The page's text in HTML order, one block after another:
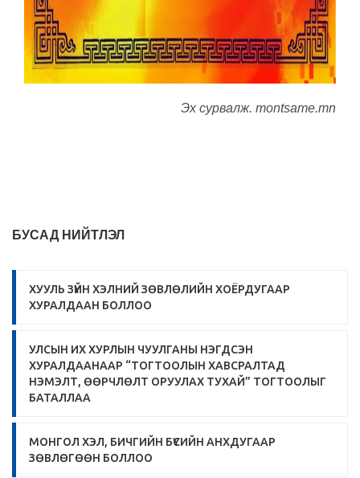
Эх сурвалж. montsame.mn
БУСАД НИЙТЛЭЛ
ХУУЛЬ ЗҮЙН ХЭЛНИЙ ЗӨВЛӨЛИЙН ХОЁРДУГААР
ХУРАЛДААН БОЛЛОО
УЛСЫН ИХ ХУРЛЫН ЧУУЛГАНЫ НЭГДСЭН
ХУРАЛДААНААР “ТОГТООЛЫН ХАВСРАЛТАД
НЭМЭЛТ, ӨӨРЧЛӨЛТ ОРУУЛАХ ТУХАЙ” ТОГТООЛЫГ
БАТАЛЛАА
МОНГОЛ ХЭЛ, БИЧГИЙН БҮСИЙН АНХДУГААР
ЗӨВЛӨГӨӨН БОЛЛОО